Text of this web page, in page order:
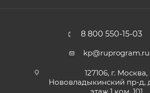
8 800 550-15-03
kp@ruprogram.ru
127106, г. Москва,
Нововладыкинский пр-д,